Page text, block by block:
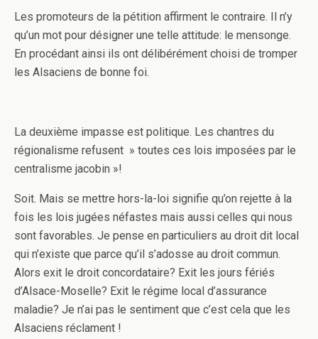
Les promoteurs de la pétition affirment le contraire. Il n’y
qu’un mot pour désigner une telle attitude: le mensonge.
En procédant ainsi ils ont délibérément choisi de tromper
les Alsaciens de bonne foi.
La deuxième impasse est politique. Les chantres du
régionalisme refusent » toutes ces lois imposées par le
centralisme jacobin »!
Soit. Mais se mettre hors-la-loi signifie qu’on rejette à la
fois les lois jugées néfastes mais aussi celles qui nous
sont favorables. Je pense en particuliers au droit dit local
qui n’existe que parce qu’il s’adosse au droit commun.
Alors exit le droit concordataire? Exit les jours fériés
d’Alsace-Moselle? Exit le régime local d’assurance
maladie? Je n’ai pas le sentiment que c’est cela que les
Alsaciens réclament !